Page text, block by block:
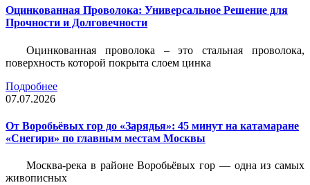
Оцинкованная Проволока: Универсальное Решение для
Прочности и Долговечности
Оцинкованная проволока – это стальная проволока,
поверхность которой покрыта слоем цинка
Подробнее
07.07.2026
От Воробьёвых гор до «Зарядья»: 45 минут на катамаране
«Снегири» по главным местам Москвы
Москва-река в районе Воробьёвых гор — одна из самых
живописных